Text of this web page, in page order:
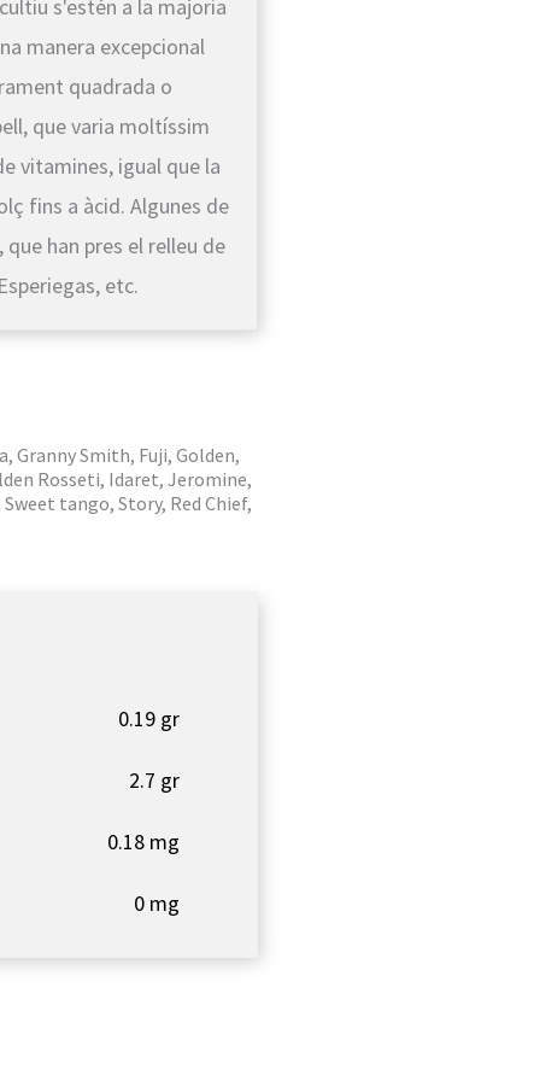
s'estén a la majoria
manera excepcional
quadrada o
que varia moltíssim
vitamines, igual que la
fins a àcid. Algunes de
han pres el relleu de
etc.
Granny Smith, Fuji, Golden,
Rosseti, Idaret, Jeromine,
tango, Story, Red Chief,
0.19 gr
2.7 gr
0.18 mg
0 mg